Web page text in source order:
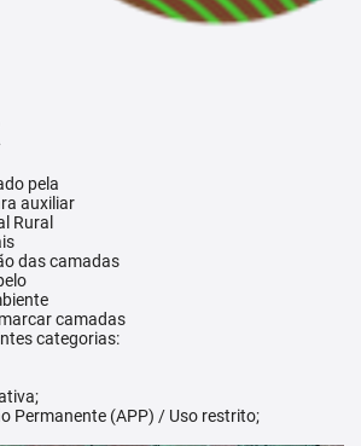
pela
auxiliar
Rural
das camadas
camadas
categorias:
Permanente (APP) / Uso restrito;